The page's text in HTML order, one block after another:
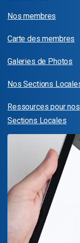
Nos membres
Carte des membres
Galeries de Photos
Nos Sections
Ressources pour nos
Sections Locales